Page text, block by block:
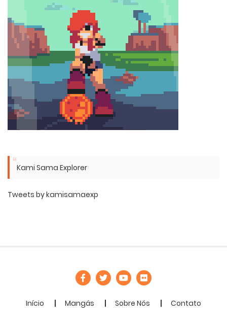
Kami Sama Explorer
Tweets by kamisamaexp
Início Mangás Sobre Nós Contato